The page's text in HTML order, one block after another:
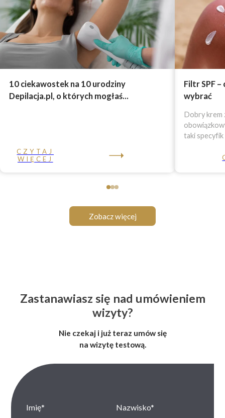
10 ciekawostek na 10 urodziny
Depilacja.pl, o których mogłaś...
CZYTAJ
WIĘCEJ
Filtr SPF
wybrać
Dobry krem
taki specyfik
Zobacz więcej
Zastanawiasz się nad umówieniem
wizyty?
Nie czekaj i już teraz umów się
na wizytę testową.